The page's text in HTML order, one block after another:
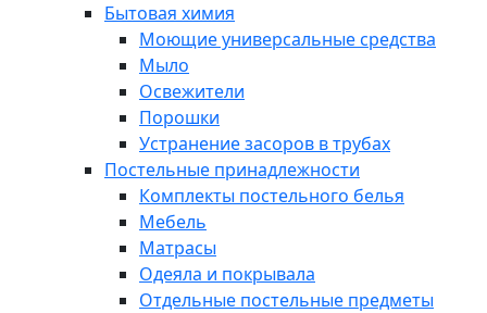
Бытовая химия
Моющие универсальные средства
Мыло
Освежители
Порошки
Устранение засоров в трубах
Постельные принадлежности
Комплекты постельного белья
Мебель
Матрасы
Одеяла и покрывала
Отдельные постельные предметы